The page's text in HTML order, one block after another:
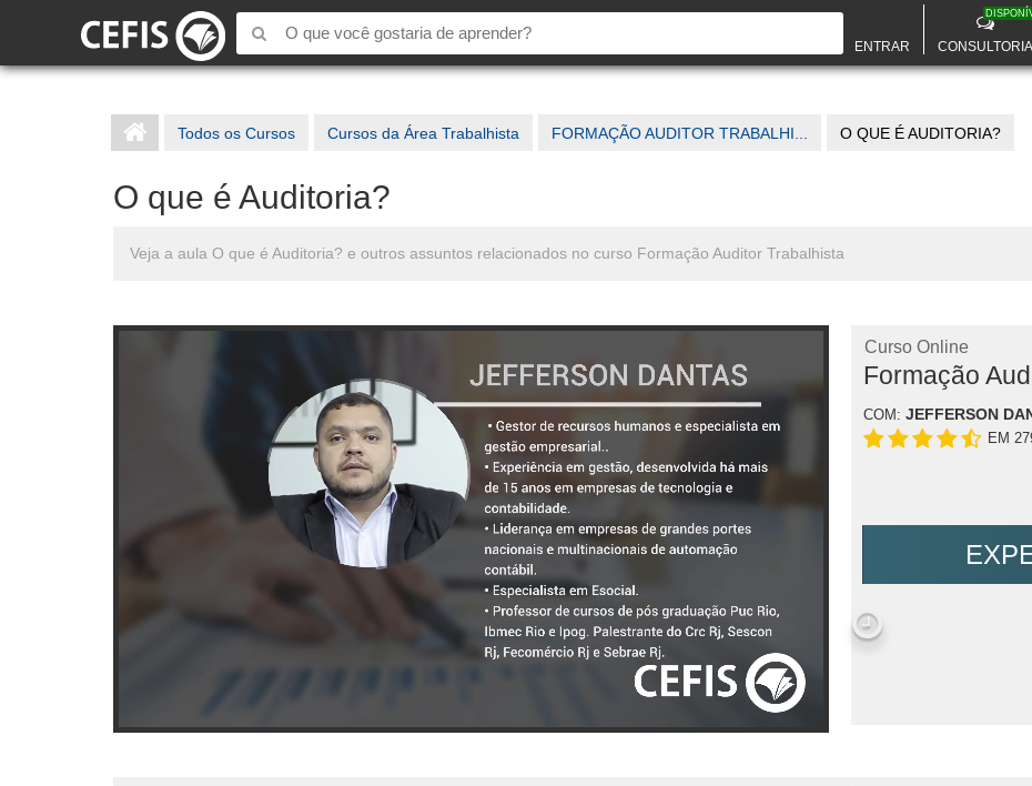
ENTRAR CONSULTORIA
Todos os Cursos Cursos da Área Trabalhista FORMAÇÃO AUDITOR TRABALHI... O QUE É AUDITORIA?
O que é Auditoria?
Veja a aula O que é Auditoria? e outros assuntos relacionados no curso Formação Auditor Trabalhista
Curso Online
Formação
COM: JEFFERSON
EM